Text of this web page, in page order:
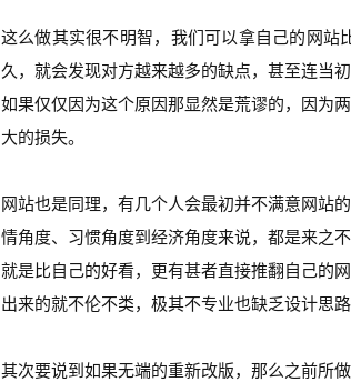
这么做其实很不明智，我们可以拿自己的网站
久，就会发现对方越来越多的缺点，甚至连当
如果仅仅因为这个原因那显然是荒谬的，因为
大的损失。
网站也是同理，有几个人会最初并不满意网站
情角度、习惯角度到经济角度来说，都是来之
就是比自己的好看，更有甚者直接推翻自己的
出来的就不伦不类，极其不专业也缺乏设计思路
其次要说到如果无端的重新改版，那么之前所